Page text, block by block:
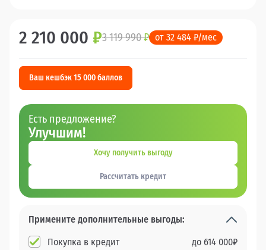
2 210 000 ₽3 119 990₽ от 32 484 ₽/мес
Ваш кешбэк 15 000 баллов
Есть предложение?
Улучшим!
Хочу получить выгоду
Рассчитать кредит
Примените дополнительные выгоды:
Покупка в кредит
до 614 000₽